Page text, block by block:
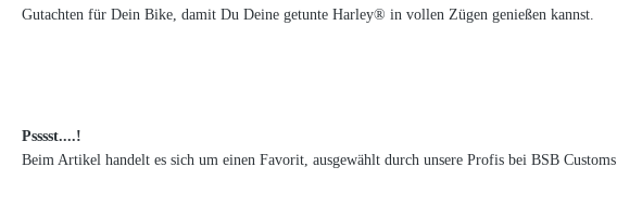
Gutachten für Dein Bike, damit Du Deine getunte Harley® in vollen Zügen genießen kannst.
Psssst....!
Beim Artikel handelt es sich um einen Favorit, ausgewählt durch unsere Profis bei BSB Customs.